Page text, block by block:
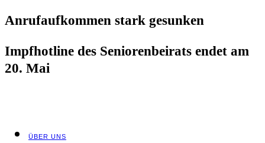
Anruf­auf­kom­men stark gesunken
Impf­hot­line des Senio­ren­bei­rats endet am
20. Mai
ÜBER UNS